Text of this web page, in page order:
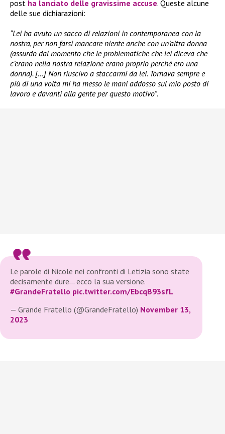
post ha lanciato delle gravissime accuse. Queste alcune
delle sue dichiarazioni:
“Lei ha avuto un sacco di relazioni in contemporanea con la
nostra, per non farsi mancare niente anche con un’altra donna
(assurdo dal momento che le problematiche che lei diceva che
c’erano nella nostra relazione erano proprio perché ero una
donna). […] Non riuscivo a staccarmi da lei. Tornava sempre e
più di una volta mi ha messo le mani addosso sul mio posto di
lavoro e davanti alla gente per questo motivo”.
Le parole di Nicole nei confronti di Letizia sono state
decisamente dure… ecco la sua versione.
#GrandeFratello pic.twitter.com/EbcqB93sfL
— Grande Fratello (@GrandeFratello) November 13,
2023